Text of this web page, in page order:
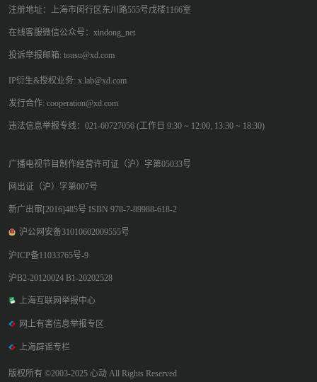
注册地址：上海市闵行区东川路555号戊楼1166室
在线客服微信公众号：xindong_net
投诉举报邮箱: tousu@xd.com
IP衍生&授权业务: x.lab@xd.com
发行合作: cooperation@xd.com
违法信息举报专线：021-60727056 (工作日 9:30 ~ 12:00, 13:30 ~ 18:30)
广播电视节目制作经营许可证（沪）字第05033号
网出证（沪）字第007号
新广出审[2016]485号 ISBN 978-7-89988-618-2
沪公网安备31010602009555号
沪ICP备11033765号-9
沪B2-20120024 B1-20202528
上海互联网举报中心
网上有害信息举报专区
上海辟谣专栏
版权所有 ©2003-2025 心动 All Rights Reserved